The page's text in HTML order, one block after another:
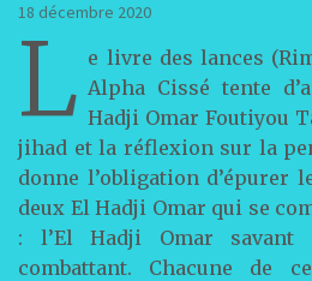
18 décembre 2020
L e livre des lances
Alpha Cissé tente
Hadji Omar Foutiyou
jihad et la réflexion sur la
donne l’obligation d’épurer
deux El Hadji Omar qui se
: l’El Hadji Omar savant
combattant. Chacune de